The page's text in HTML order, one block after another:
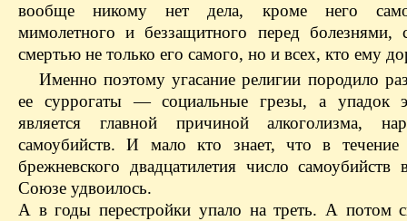
вообще никому нет дела, кроме него
мимолетного и беззащитного перед болезнями,
смертью не только его самого, но и всех, кто ему
Именно поэтому угасание религии породило
ее суррогаты — социальные грезы, а упадок
является главной причиной алкоголизма,
самоубийств. И мало кто знает, что в течение
брежневского двадцатилетия число самоубийств
Союзе удвоилось.
А в годы перестройки упало на треть. А потом